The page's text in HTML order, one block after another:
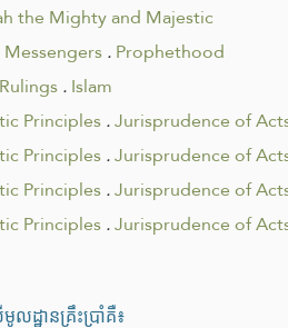
the Mighty and Majestic
.Prophethood
.Islam
Principles.Jurisprudence of
Principles.Jurisprudence of
Principles.Jurisprudence of
Principles.Jurisprudence of
លដ្ឋានគ្រឹះប្រាំគឺ៖